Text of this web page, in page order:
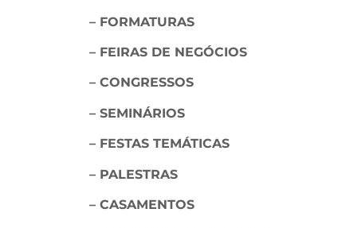
– FORMATURAS
– FEIRAS DE NEGÓCIOS
– CONGRESSOS
– SEMINÁRIOS
– FESTAS TEMÁTICAS
– PALESTRAS
– CASAMENTOS